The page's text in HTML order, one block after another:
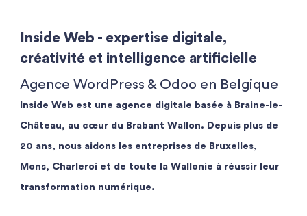
Inside Web - expertise digitale,
créativité et intelligence artificielle
Agence WordPress & Odoo en Belgique
Inside Web est une agence digitale basée à Braine-le-
Château, au cœur du Brabant Wallon. Depuis plus de
20 ans, nous aidons les entreprises de Bruxelles,
Mons, Charleroi et de toute la Wallonie à réussir leur
transformation numérique.